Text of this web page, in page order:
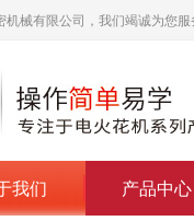
械有限公司，我们竭诚为您服
我们 产品中心